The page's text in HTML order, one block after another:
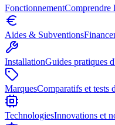
FonctionnementComprendre
Aides & Subventions
InstallationGuides pratiques
MarquesComparatifs et tests
TechnologiesInnovations et